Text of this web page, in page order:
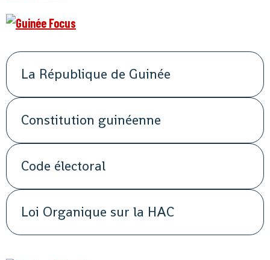
La République de Guinée
Constitution guinéenne
Code électoral
Loi Organique sur la HAC